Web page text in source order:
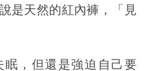
是天然的紅內褲，「見
，但還是強迫自己要